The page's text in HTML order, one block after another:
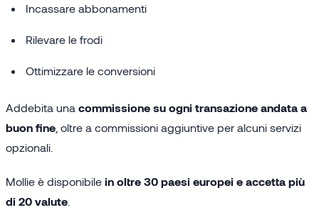
Incassare abbonamenti
Rilevare le frodi
Ottimizzare le conversioni
Addebita una commissione su ogni transazione andata a
buon fine , oltre a commissioni aggiuntive per alcuni servizi
opzionali.
Mollie è disponibile in oltre 30 paesi europei e accetta più
di 20 valute